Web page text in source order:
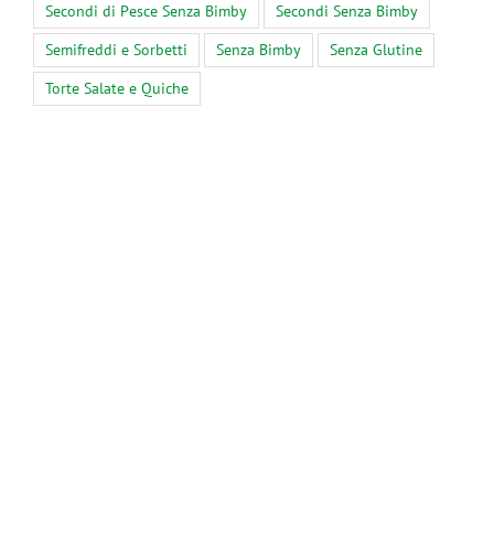
Secondi di Pesce Senza Bimby
Secondi Senza Bimby
Semifreddi e Sorbetti
Senza Bimby
Senza Glutine
Torte Salate e Quiche